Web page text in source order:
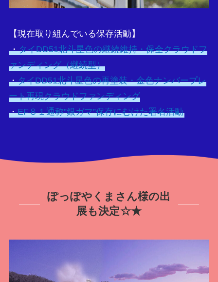
【現在取り組んでいる保存活動】
・タイDD51北斗星色の継続維持・保全クラウドフ
ァンディング（継続型）
・タイDD51北斗星色の再塗装・金色ナンバープレ
ート再現クラウドファンディング
・EF８１通称”銀ガマ”保存にむけた署名活動
ぽっぽやくまさん様の出
展も決定☆★